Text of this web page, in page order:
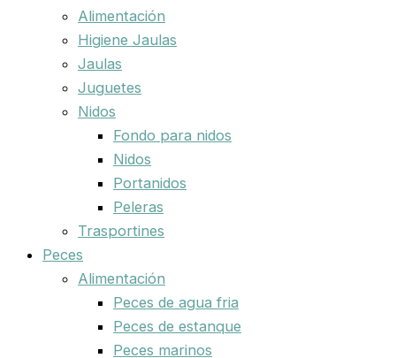
Alimentación
Higiene Jaulas
Jaulas
Juguetes
Nidos
Fondo para nidos
Nidos
Portanidos
Peleras
Trasportines
Peces
Alimentación
Peces de agua fria
Peces de estanque
Peces marinos